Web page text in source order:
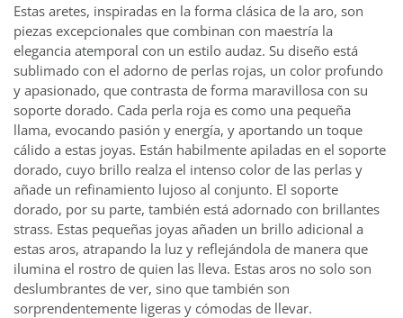
Estas aretes, inspiradas en la forma clásica de la aro, son
piezas excepcionales que combinan con maestría la
elegancia atemporal con un estilo audaz. Su diseño está
sublimado con el adorno de perlas rojas, un color profundo
y apasionado, que contrasta de forma maravillosa con su
soporte dorado. Cada perla roja es como una pequeña
llama, evocando pasión y energía, y aportando un toque
cálido a estas joyas. Están habilmente apiladas en el soporte
dorado, cuyo brillo realza el intenso color de las perlas y
añade un refinamiento lujoso al conjunto. El soporte
dorado, por su parte, también está adornado con brillantes
strass. Estas pequeñas joyas añaden un brillo adicional a
estas aros, atrapando la luz y reflejándola de manera que
ilumina el rostro de quien las lleva. Estas aros no solo son
deslumbrantes de ver, sino que también son
sorprendentemente ligeras y cómodas de llevar.